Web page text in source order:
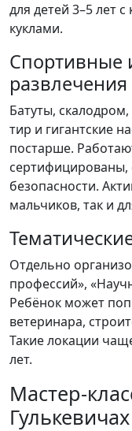
для детей 3–5 лет
куклами.
Спортивные
развлечения
Батуты,
тир и гигантские
постарше.
безопасности.
мальчиков, так и
Отдельно
профессий»,
Ребёнок может
ветеринара,
Такие локации
лет.
Мастер-
Гулькевичах